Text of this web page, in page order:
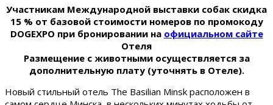
Участникам Международной выставки собак скидка
15 % от базовой стоимости номеров по промокоду
DOGEXPO при бронировании на официальном сайте
Отеля
Размещение с животными осуществляется за
дополнительную плату (уточнять в Отеле).
Новый стильный отель The Basilian Minsk расположен в